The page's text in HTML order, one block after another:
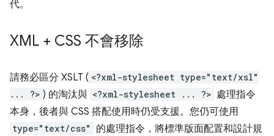
代。
XML + CSS 不會移除
請務必區分 XSLT ( <?xml-stylesheet type="text/xsl"
... ?> ) 的淘汰與 <?xml-stylesheet ... ?> 處理指令
本身，後者與 CSS 搭配使用時仍受支援。您仍可使用
type="text/css"
的處理指令，將標準版面配置和設計規